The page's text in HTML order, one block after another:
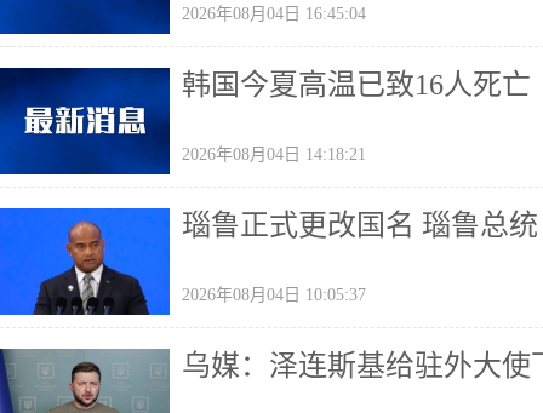
2026年08月04日 16:45:04
韩国今夏高温已致16人死亡
2026年08月04日 14:18:21
瑙鲁正式更改国名 瑙鲁总
2026年08月04日 10:05:37
乌媒：泽连斯基给驻外大使